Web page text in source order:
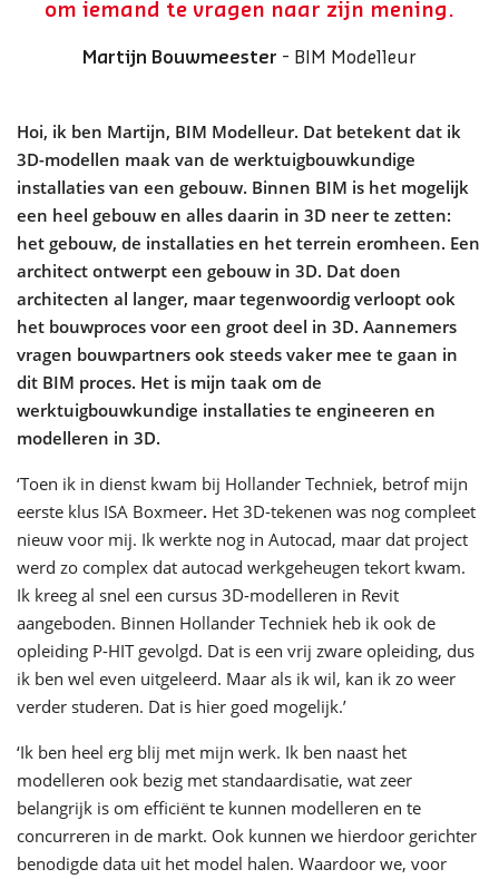
om iemand te vragen naar zijn mening.
Martijn Bouwmeester - BIM Modelleur
Hoi, ik ben Martijn, BIM Modelleur. Dat betekent dat ik
3D-modellen maak van de werktuigbouwkundige
installaties van een gebouw. Binnen BIM is het mogelijk
een heel gebouw en alles daarin in 3D neer te zetten:
het gebouw, de installaties en het terrein eromheen. Een
architect ontwerpt een gebouw in 3D. Dat doen
architecten al langer, maar tegenwoordig verloopt ook
het bouwproces voor een groot deel in 3D. Aannemers
vragen bouwpartners ook steeds vaker mee te gaan in
dit BIM proces. Het is mijn taak om de
werktuigbouwkundige installaties te engineeren en
modelleren in 3D.
‘Toen ik in dienst kwam bij Hollander Techniek, betrof mijn
eerste klus ISA Boxmeer. Het 3D-tekenen was nog compleet
nieuw voor mij. Ik werkte nog in Autocad, maar dat project
werd zo complex dat autocad werkgeheugen tekort kwam.
Ik kreeg al snel een cursus 3D-modelleren in Revit
aangeboden. Binnen Hollander Techniek heb ik ook de
opleiding P-HIT gevolgd. Dat is een vrij zware opleiding, dus
ik ben wel even uitgeleerd. Maar als ik wil, kan ik zo weer
verder studeren. Dat is hier goed mogelijk.’
‘Ik ben heel erg blij met mijn werk. Ik ben naast het
modelleren ook bezig met standaardisatie, wat zeer
belangrijk is om efficiënt te kunnen modelleren en te
concurreren in de markt. Ook kunnen we hierdoor gerichter
benodigde data uit het model halen. Waardoor we, voor